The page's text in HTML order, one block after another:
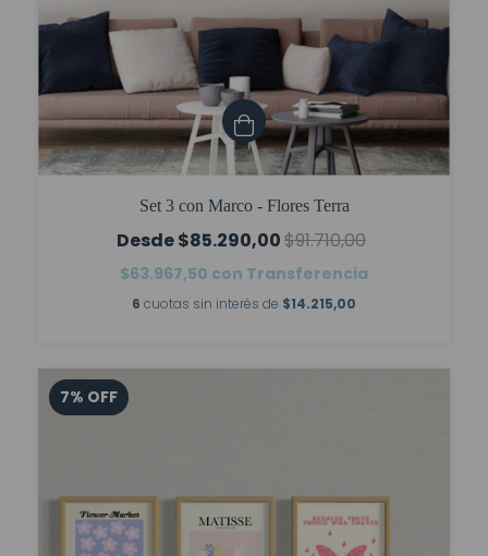
Set 3 con Marco - Flores Terra
$85.290,00$91.710,00
$63.967,50 con Transferencia
6 cuotas sin interés de $14.215,00
7% OFF